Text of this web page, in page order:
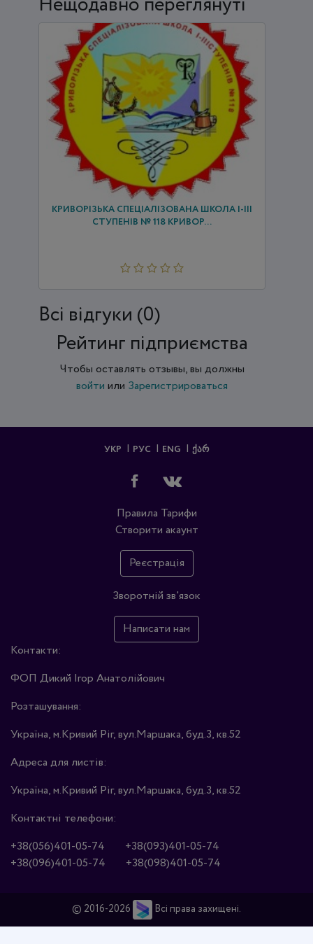
КРИВОРІЗЬКА СПЕЦІАЛІЗОВАНА ШКОЛА І-ІІІ
СТУПЕНІВ № 118 КРИВОР...
Всi відгуки (0)
Рейтинг підприємства
Чтобы оставлять отзывы, вы должны
войти или Зарегистрироваться
УКР РУС ENG ᲥᲐᲠ
Правила Тарифи
Створити акаунт
Реєстрація
Зворотній зв'язок
Написати нам
Контакти:
ФОП Дикий Ігор Анатолійович
Розташування:
Україна, м.Кривий Ріг, вул.Маршака, буд.3, кв.52
Адреса для листів:
Україна, м.Кривий Ріг, вул.Маршака, буд.3, кв.52
Контактні телефони:
+38(056)401-05-74
+38(093)401-05-74
+38(096)401-05-74
+38(098)401-05-74
© 2016-2026 Всі права захищені.